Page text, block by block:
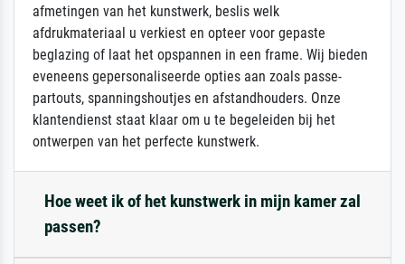
afmetingen van het kunstwerk, beslis welk
afdrukmateriaal u verkiest en opteer voor gepaste
beglazing of laat het opspannen in een frame. Wij bieden
eveneens gepersonaliseerde opties aan zoals passe-
partouts, spanningshoutjes en afstandhouders. Onze
klantendienst staat klaar om u te begeleiden bij het
ontwerpen van het perfecte kunstwerk.
Hoe weet ik of het kunstwerk in mijn kamer zal
passen?